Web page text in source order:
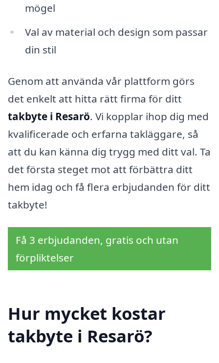
mögel
Val av material och design som passar
din stil
Genom att använda vår plattform görs
det enkelt att hitta rätt firma för ditt
takbyte i Resarö. Vi kopplar ihop dig med
kvalificerade och erfarna takläggare, så
att du kan känna dig trygg med ditt val. Ta
det första steget mot att förbättra ditt
hem idag och få flera erbjudanden för ditt
takbyte!
Få 3 erbjudanden, gratis och utan
förpliktelser
Hur mycket kostar
takbyte i Resarö?